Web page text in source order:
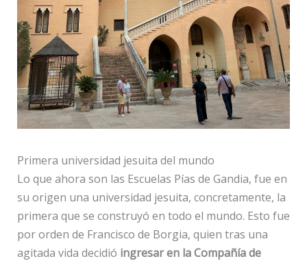
Primera universidad jesuita del mundo
Lo que ahora son las Escuelas Pías de Gandia, fue en
su origen una universidad jesuita, concretamente, la
primera que se construyó en todo el mundo. Esto fue
por orden de Francisco de Borgia, quien tras una
agitada vida decidió ingresar en la Compañía de